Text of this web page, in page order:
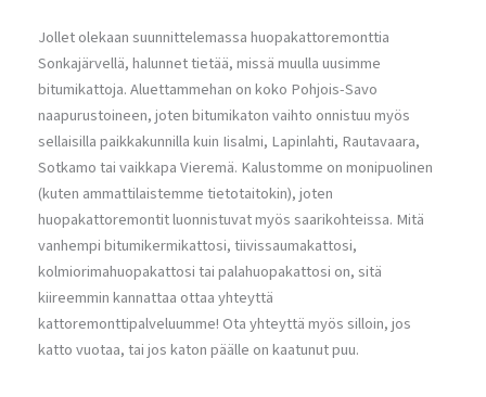
Jollet olekaan suunnittelemassa huopakattoremonttia
Sonkajärvellä, halunnet tietää, missä muulla uusimme
bitumikattoja. Aluettammehan on koko Pohjois-Savo
naapurustoineen, joten bitumikaton vaihto onnistuu myös
sellaisilla paikkakunnilla kuin Iisalmi, Lapinlahti, Rautavaara,
Sotkamo tai vaikkapa Vieremä. Kalustomme on monipuolinen
(kuten ammattilaistemme tietotaitokin), joten
huopakattoremontit luonnistuvat myös saarikohteissa. Mitä
vanhempi bitumikermikattosi, tiivissaumakattosi,
kolmiorimahuopakattosi tai palahuopakattosi on, sitä
kiireemmin kannattaa ottaa yhteyttä
kattoremonttipalveluumme! Ota yhteyttä myös silloin, jos
katto vuotaa, tai jos katon päälle on kaatunut puu.